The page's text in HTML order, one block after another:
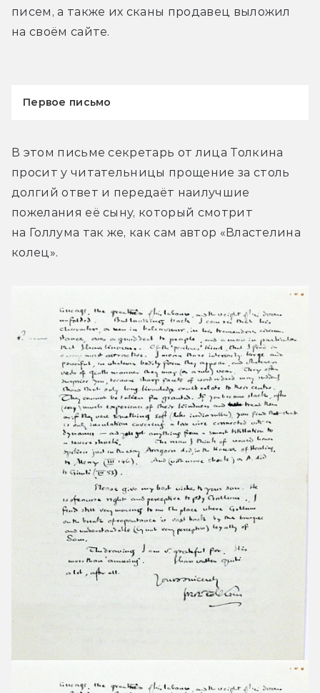
писем, а также их сканы продавец выложил
на своём сайте.
Первое письмо
В этом письме секретарь от лица Толкина
просит у читательницы прощение за столь
долгий ответ и передаёт наилучшие
пожелания её сыну, который смотрит
на Голлума так же, как сам автор «Властелина
колец».